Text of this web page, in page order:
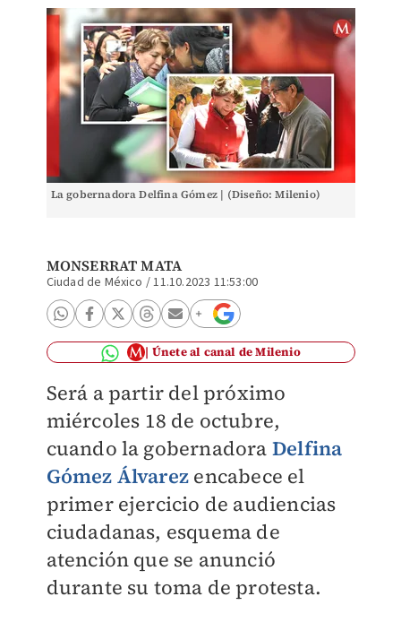
La gobernadora Delfina Gómez | (Diseño: Milenio)
MONSERRAT MATA
Ciudad de México /11.10.2023 11:53:00
Únete al canal de Milenio
Será a partir del próximo
miércoles 18 de octubre,
cuando la gobernadora Delfina
Gómez Álvarez encabece el
primer ejercicio de audiencias
ciudadanas, esquema de
atención que se anunció
durante su toma de protesta.